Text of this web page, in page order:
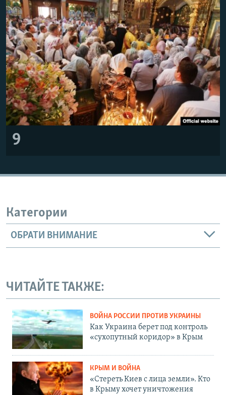
9
Категории
ОБРАТИ ВНИМАНИЕ
ЧИТАЙТЕ ТАКЖЕ:
ВОЙНА РОССИИ ПРОТИВ УКРАИНЫ
Как Украина берет под контроль
«сухопутный коридор» в Крым
КРЫМ И ВОЙНА
«Стереть Киев с лица земли». Кто
в Крыму хочет уничтожения